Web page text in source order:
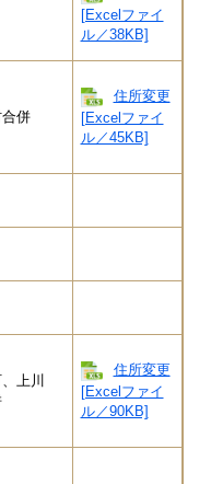
[Excelファイ
ル／38KB]
併
住所変更
[Excelファイ
ル／45KB]
上川
住所変更
[Excelファイ
ル／90KB]